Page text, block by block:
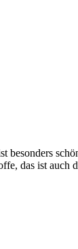
das ist auch